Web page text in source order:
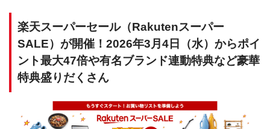
楽天スーパーセール（Rakutenスーパー
SALE）が開催！2026年3月4日（水）からポイ
ント最大47倍や有名ブランド連動特典など豪華
特典盛りだくさん